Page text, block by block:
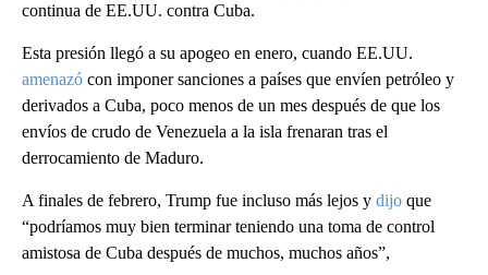
continua de EE.UU. contra Cuba.
Esta presión llegó a su apogeo en enero, cuando EE.UU.
amenazó con imponer sanciones a países que envíen petróleo y
derivados a Cuba, poco menos de un mes después de que los
envíos de crudo de Venezuela a la isla frenaran tras el
derrocamiento de Maduro.
A finales de febrero, Trump fue incluso más lejos y dijo que
“podríamos muy bien terminar teniendo una toma de control
amistosa de Cuba después de muchos, muchos años”,